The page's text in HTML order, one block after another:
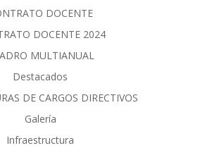
DOCENTE
DOCENTE 2024
MULTIANUAL
Destacados
DE CARGOS DIRECTIVOS
Galería
Infraestructura